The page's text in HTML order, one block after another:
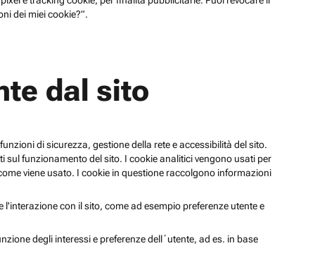
dei miei cookie?”.
dal sito
di sicurezza, gestione della rete e accessibilità del sito.
funzionamento del sito. I cookie analitici vengono usati per
viene usato. I cookie in questione raccolgono informazioni
con il sito, come ad esempio preferenze utente e
degli interessi e preferenze dell´utente, ad es. in base